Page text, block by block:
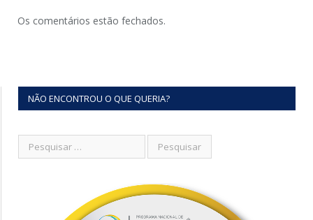
Os comentários estão fechados.
NÃO ENCONTROU O QUE QUERIA?